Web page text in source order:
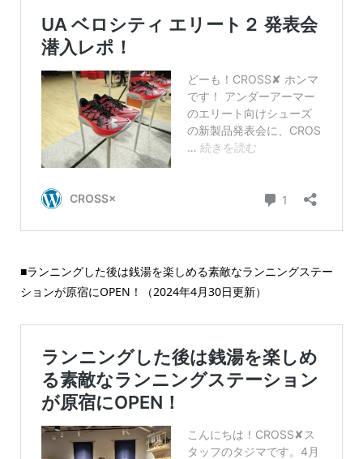
■ランニングした後は銭湯を楽しめる素敵なランニングステー
ションが原宿にOPEN！（2024年4月30日更新）